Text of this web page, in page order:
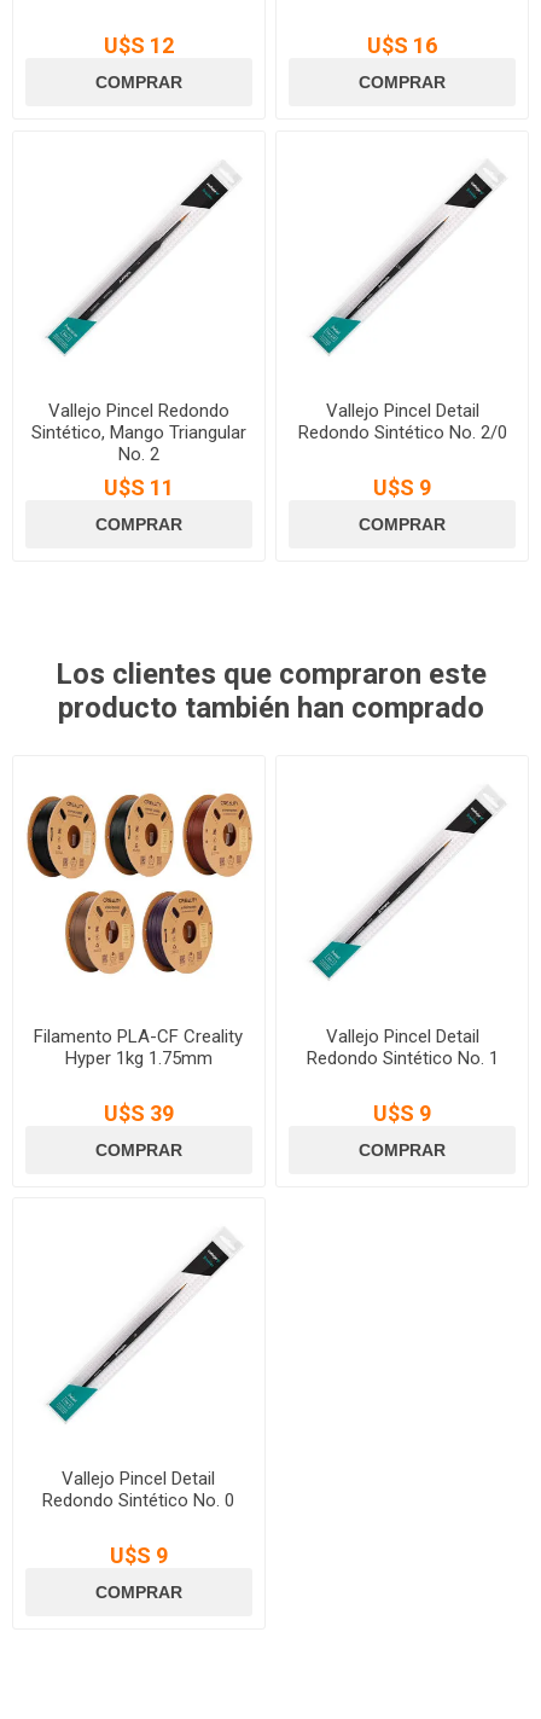
U$S 12 U$S 16
Vallejo Pincel Redondo
Sintético, Mango Triangular
No. 2
U$S 11
Vallejo Pincel Detail
Redondo Sintético No. 2/0
U$S 9
Los clientes que compraron este
producto también han comprado
Filamento PLA-CF Creality
Hyper 1kg 1.75mm
U$S 39
Vallejo Pincel Detail
Redondo Sintético No. 1
U$S 9
Vallejo Pincel Detail
Redondo Sintético No. 0
U$S 9